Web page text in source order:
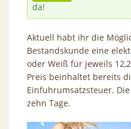
da!
Aktuell habt ihr die
Bestandskunde eine
oder Weiß für jeweils
Preis beinhaltet bereits
Einfuhrumsatzsteuer.
zehn Tage.